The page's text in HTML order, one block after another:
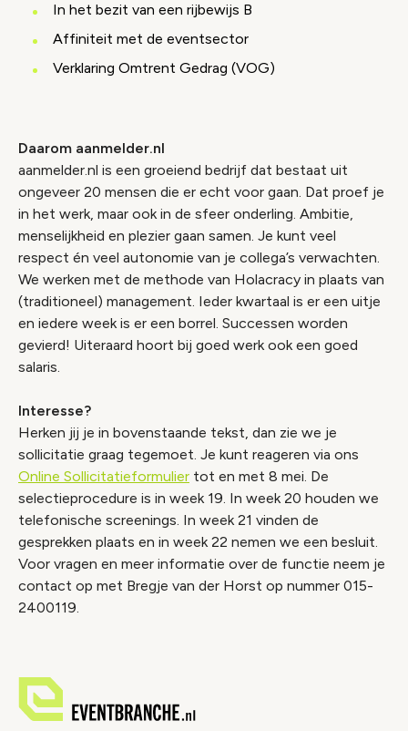
In het bezit van een rijbewijs B
Affiniteit met de eventsector
Verklaring Omtrent Gedrag (VOG)
Daarom aanmelder.nl
aanmelder.nl is een groeiend bedrijf dat bestaat uit
ongeveer 20 mensen die er echt voor gaan. Dat proef je
in het werk, maar ook in de sfeer onderling. Ambitie,
menselijkheid en plezier gaan samen. Je kunt veel
respect én veel autonomie van je collega’s verwachten.
We werken met de methode van Holacracy in plaats van
(traditioneel) management. Ieder kwartaal is er een uitje
en iedere week is er een borrel. Successen worden
gevierd! Uiteraard hoort bij goed werk ook een goed
salaris.
Interesse?
Herken jij je in bovenstaande tekst, dan zie we je
sollicitatie graag tegemoet. Je kunt reageren via ons
Online Sollicitatieformulier tot en met 8 mei. De
selectieprocedure is in week 19. In week 20 houden we
telefonische screenings. In week 21 vinden de
gesprekken plaats en in week 22 nemen we een besluit.
Voor vragen en meer informatie over de functie neem je
contact op met Bregje van der Horst op nummer 015-
2400119.